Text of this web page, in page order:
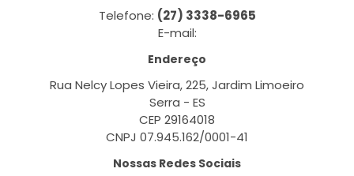
Telefone: (27) 3338-6965
E-mail:
Endereço
Rua Nelcy Lopes Vieira, 225, Jardim Limoeiro
Serra - ES
CEP 29164018
CNPJ 07.945.162/0001-41
Nossas Redes Sociais